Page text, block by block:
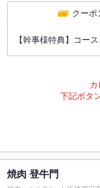
クーポ
【幹事様特典】コー
下記ボタ
焼肉 登牛門